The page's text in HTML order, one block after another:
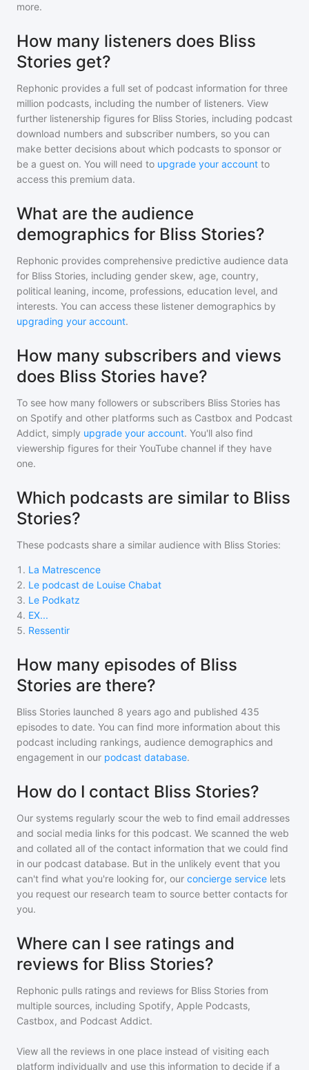
more.
How many listeners does Bliss
Stories get?
Rephonic provides a full set of podcast information for three
million podcasts, including the number of listeners. View
further listenership figures for Bliss Stories, including podcast
download numbers and subscriber numbers, so you can
make better decisions about which podcasts to sponsor or
be a guest on. You will need to upgrade your account to
access this premium data.
What are the audience
demographics for Bliss Stories?
Rephonic provides comprehensive predictive audience data
for Bliss Stories, including gender skew, age, country,
political leaning, income, professions, education level, and
interests. You can access these listener demographics by
upgrading your account.
How many subscribers and views
does Bliss Stories have?
To see how many followers or subscribers Bliss Stories has
on Spotify and other platforms such as Castbox and Podcast
Addict, simply upgrade your account. You'll also find
viewership figures for their YouTube channel if they have
one.
Which podcasts are similar to Bliss
Stories?
These podcasts share a similar audience with Bliss Stories:
1 . La Matrescence
2. Le podcast de Louise Chabat
3. Le Podkatz
4. EX...
5. Ressentir
How many episodes of Bliss
Stories are there?
Bliss Stories launched 8 years ago and published 435
episodes to date. You can find more information about this
podcast including rankings, audience demographics and
engagement in our podcast database.
How do I contact Bliss Stories?
Our systems regularly scour the web to find email addresses
and social media links for this podcast. We scanned the web
and collated all of the contact information that we could find
in our podcast database. But in the unlikely event that you
can't find what you're looking for, our concierge service lets
you request our research team to source better contacts for
you.
Where can I see ratings and
reviews for Bliss Stories?
Rephonic pulls ratings and reviews for Bliss Stories from
multiple sources, including Spotify, Apple Podcasts,
Castbox, and Podcast Addict.
View all the reviews in one place instead of visiting each
platform individually and use this information to decide if a